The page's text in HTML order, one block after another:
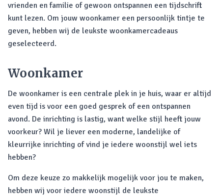
vrienden en familie of gewoon ontspannen een tijdschrift
kunt lezen. Om jouw woonkamer een persoonlijk tintje te
geven, hebben wij de leukste woonkamercadeaus
geselecteerd.
Woonkamer
De woonkamer is een centrale plek in je huis, waar er altijd
even tijd is voor een goed gesprek of een ontspannen
avond. De inrichting is lastig, want welke stijl heeft jouw
voorkeur? Wil je liever een moderne, landelijke of
kleurrijke inrichting of vind je iedere woonstijl wel iets
hebben?
Om deze keuze zo makkelijk mogelijk voor jou te maken,
hebben wij voor iedere woonstijl de leukste